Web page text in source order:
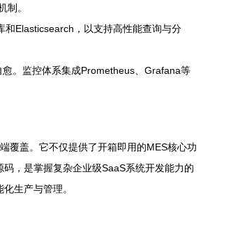
制。
和Elasticsearch，以支持高性能查询与分
。监控体系集成Prometheus、Grafana等
覆盖。它不仅提供了开箱即用的MES核心功
，是掌握复杂企业级SaaS系统开发能力的
生产与管理。